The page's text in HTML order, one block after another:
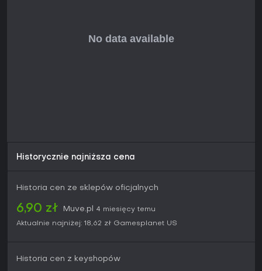
Historycznie najniższa cena
Historia cen ze sklepów oficjalnych
6,90 zł Muve.pl
4 miesięcy temu
Aktualnie najniżej: 18,62 zł Gamesplanet US
Historia cen z keyshopów